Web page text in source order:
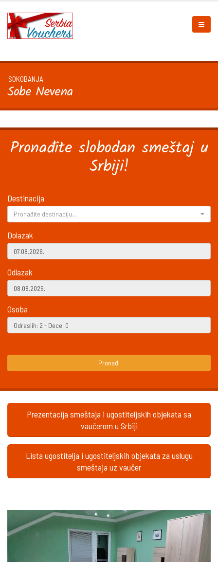
SOKOBANJA
Sobe Nevena
Pronađite slobodan smeštaj u
Srbiji!
Destinacija
Pronađite destinaciju...
Dolazak
Odlazak
Osoba
Pronađi
Prezentacija smeštaja i ugostiteljskih objekata sa
vaučerom u Srbiji
Lista ugostitelja i ugostiteljskih objekata za uslugu
smeštaja uz vaučer